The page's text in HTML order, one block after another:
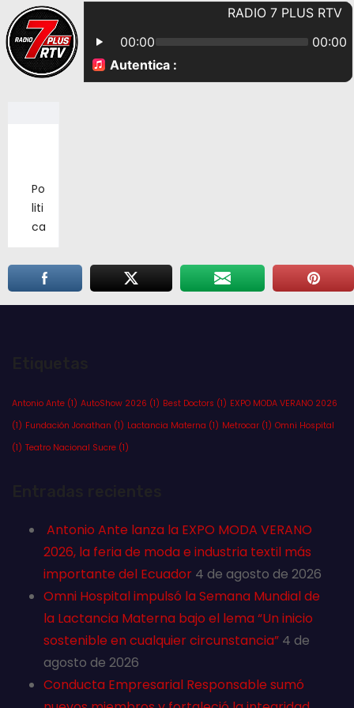
Po
liti
ca
Antonio Ante (1) AutoShow 2026 (1) Best Doctors (1) EXPO MODA VERANO 2026
(1) Fundación Jonathan (1) Lactancia Materna (1) Metrocar (1) Omni Hospital
(1) Teatro Nacional Sucre (1)
Antonio Ante lanza la EXPO MODA VERANO
2026, la feria de moda e industria textil más
importante del Ecuador 4 de agosto de 2026
Omni Hospital impulsó la Semana Mundial de
la Lactancia Materna bajo el lema “Un inicio
sostenible en cualquier circunstancia” 4 de
agosto de 2026
Conducta Empresarial Responsable sumó